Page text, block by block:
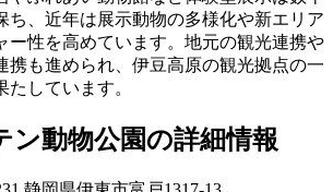
ち、近年は展示動物の多様化や新エリア
ー性を高めています。地元の観光連携や
携も進められ、伊豆高原の観光拠点の一
しています。
ン動物公園の詳細情報